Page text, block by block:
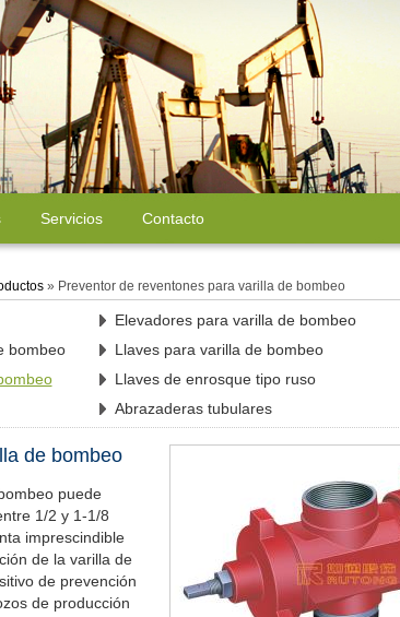
Servicios Contacto
» Preventor de reventones para varilla de bombeo
Elevadores para varilla de bombeo
bombeo
Llaves para varilla de bombeo
Llaves de enrosque tipo ruso
Abrazaderas tubulares
de bombeo
puede
1/2 y 1-1/8
imprescindible
de la varilla de
de prevención
de producción